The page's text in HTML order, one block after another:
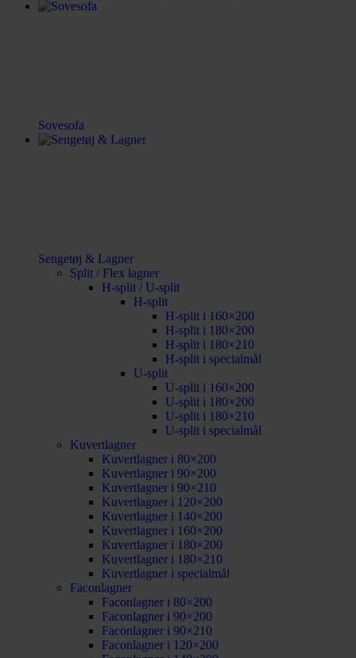
Sovesofa
Sengetøj & Lagner
Split / Flex lagner
H-split / U-split
H-split
H-split i 160×200
H-split i 180×200
H-split i 180×210
H-split i specialmål
U-split
U-split i 160×200
U-split i 180×200
U-split i 180×210
U-split i specialmål
Kuvertlagner
Kuvertlagner i 80×200
Kuvertlagner i 90×200
Kuvertlagner i 90×210
Kuvertlagner i 120×200
Kuvertlagner i 140×200
Kuvertlagner i 160×200
Kuvertlagner i 180×200
Kuvertlagner i 180×210
Kuvertlagner i specialmål
Faconlagner
Faconlagner i 80×200
Faconlagner i 90×200
Faconlagner i 90×210
Faconlagner i 120×200